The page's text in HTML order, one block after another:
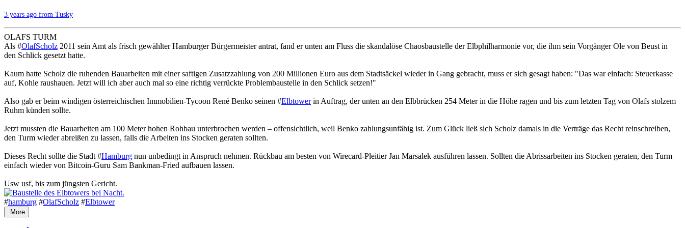
3 years ago from Tusky
OLAFS TURM
Als #OlafScholz 2011 sein Amt als frisch gewählter Hamburger Bürgermeister antrat, fand er unten am Fluss die skandalöse Chaosbaustelle der Elbphilharmonie vor, die ihm sein Vorgänger Ole von Beust in
den Schlick gesetzt hatte.
Kaum hatte Scholz die ruhenden Bauarbeiten mit einer saftigen Zusatzzahlung von 200 Millionen Euro aus dem Stadtsäckel wieder in Gang gebracht, muss er sich gesagt haben: "Das war einfach: Steuerkasse
auf, Kohle raushauen. Jetzt will ich aber auch mal so eine richtig verrückte Problembaustelle in den Schlick setzen!"
Also gab er beim windigen österreichischen Immobilien-Tycoon René Benko seinen #Elbtowerin Auftrag, der unten an den Elbbrücken 254 Meter in die Höhe ragen und bis zum letzten Tag von Olafs stolzem
Ruhm künden sollte.
Jetzt mussten die Bauarbeiten am 100 Meter hohen Rohbau unterbrochen werden – offensichtlich, weil Benko zahlungsunfähig ist. Zum Glück ließ sich Scholz damals in die Verträge das Recht reinschreiben,
den Turm wieder abreißen zu lassen, falls die Arbeiten ins Stocken geraten sollten.
Dieses Recht sollte die Stadt #Hamburg nun unbedingt in Anspruch nehmen. Rückbau am besten von Wirecard-Pleitier Jan Marsalek ausführen lassen. Sollten die Abrissarbeiten ins Stocken geraten, den Turm
einfach wieder von Bitcoin-Guru Sam Bankman-Fried aufbauen lassen.
Usw usf, bis zum jüngsten Gericht.
#hamburg #OlafScholz #Elbtower
More